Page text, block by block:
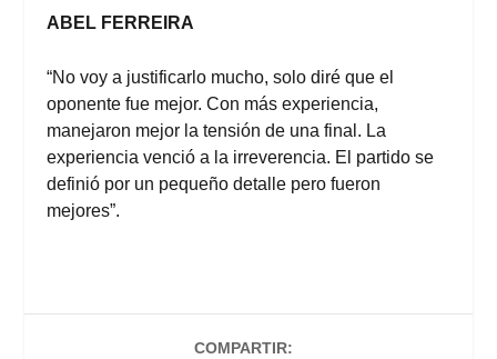
ABEL FERREIRA
“No voy a justificarlo mucho, solo diré que el
oponente fue mejor. Con más experiencia,
manejaron mejor la tensión de una final. La
experiencia venció a la irreverencia. El partido se
definió por un pequeño detalle pero fueron
mejores”.
COMPARTIR: